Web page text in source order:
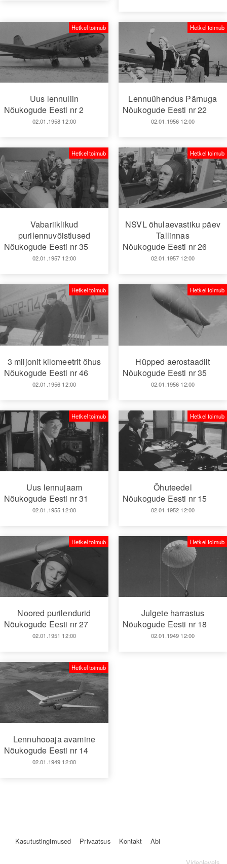
Uus lennuliin
Nõukogude Eesti nr 2
02.01.1958 12:00
Hetkel toimub
Lennuühendus Pärnuga
Nõukogude Eesti nr 22
02.01.1956 12:00
Hetkel toimub
Vabariiklikud
purilennuvõistlused
Nõukogude Eesti nr 35
02.01.1957 12:00
Hetkel toimub
NSVL õhulaevastiku päev
Tallinnas
Nõukogude Eesti nr 26
02.01.1957 12:00
Hetkel toimub
3 miljonit kilomeetrit õhus
Nõukogude Eesti nr 46
02.01.1956 12:00
Hetkel toimub
Hüpped aerostaadilt
Nõukogude Eesti nr 35
02.01.1956 12:00
Hetkel toimub
Uus lennujaam
Nõukogude Eesti nr 31
02.01.1955 12:00
Hetkel toimub
Õhuteedel
Nõukogude Eesti nr 15
02.01.1952 12:00
Hetkel toimub
Noored purilendurid
Nõukogude Eesti nr 27
02.01.1951 12:00
Hetkel toimub
Julgete harrastus
Nõukogude Eesti nr 18
02.01.1949 12:00
Hetkel toimub
Lennuhooaja avamine
Nõukogude Eesti nr 14
02.01.1949 12:00
Hetkel toimub
Kasutustingimused Privaatsus Kontakt Abi